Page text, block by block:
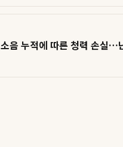
음 누적에 따른 청력 손실…